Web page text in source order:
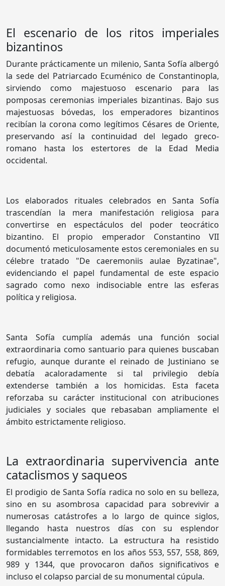
El escenario de los ritos imperiales
bizantinos
Durante prácticamente un milenio, Santa Sofía albergó
la sede del Patriarcado Ecuménico de Constantinopla,
sirviendo como majestuoso escenario para las
pomposas ceremonias imperiales bizantinas. Bajo sus
majestuosas bóvedas, los emperadores bizantinos
recibían la corona como legítimos Césares de Oriente,
preservando así la continuidad del legado greco-
romano hasta los estertores de la Edad Media
occidental.
Los elaborados rituales celebrados en Santa Sofía
trascendían la mera manifestación religiosa para
convertirse en espectáculos del poder teocrático
bizantino. El propio emperador Constantino VII
documentó meticulosamente estos ceremoniales en su
célebre tratado "De caeremoniis aulae Byzatinae",
evidenciando el papel fundamental de este espacio
sagrado como nexo indisociable entre las esferas
política y religiosa.
Santa Sofía cumplía además una función social
extraordinaria como santuario para quienes buscaban
refugio, aunque durante el reinado de Justiniano se
debatía acaloradamente si tal privilegio debía
extenderse también a los homicidas. Esta faceta
reforzaba su carácter institucional con atribuciones
judiciales y sociales que rebasaban ampliamente el
ámbito estrictamente religioso.
La extraordinaria supervivencia ante
cataclismos y saqueos
El prodigio de Santa Sofía radica no solo en su belleza,
sino en su asombrosa capacidad para sobrevivir a
numerosas catástrofes a lo largo de quince siglos,
llegando hasta nuestros días con su esplendor
sustancialmente intacto. La estructura ha resistido
formidables terremotos en los años 553, 557, 558, 869,
989 y 1344, que provocaron daños significativos e
incluso el colapso parcial de su monumental cúpula.